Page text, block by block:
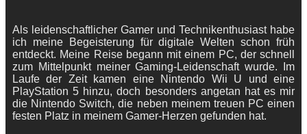
Als leidenschaftlicher Gamer und Technikenthusiast habe
ich meine Begeisterung für digitale Welten schon früh
entdeckt. Meine Reise begann mit einem PC, der schnell
zum Mittelpunkt meiner Gaming-Leidenschaft wurde. Im
Laufe der Zeit kamen eine Nintendo Wii U und eine
PlayStation 5 hinzu, doch besonders angetan hat es mir
die Nintendo Switch, die neben meinem treuen PC einen
festen Platz in meinem Gamer-Herzen gefunden hat.